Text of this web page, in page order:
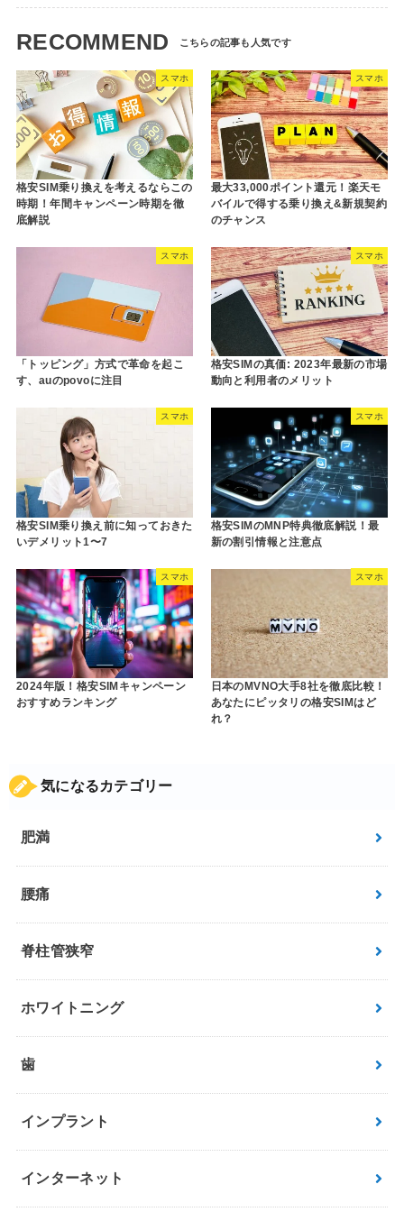
RECOMMEND
スマホ
格安SIM乗り換えを考えるならこの
時期！年間キャンペーン時期を徹
底解説
スマホ
最大33,000ポイント還元！楽天モ
バイルで得する乗り換え&新規契約
のチャンス
スマホ
「トッピング」方式で革命を起こ
す、auのpovoに注目
スマホ
格安SIMの真価: 2023年最新の市場
動向と利用者のメリット
スマホ
格安SIM乗り換え前に知っておきた
いデメリット1〜7
スマホ
格安SIMのMNP特典徹底解説！最
新の割引情報と注意点
スマホ
2024年版！格安SIMキャンペーン
おすすめランキング
スマホ
日本のMVNO大手8社を徹底比較！
あなたにピッタリの格安SIMはど
れ？
気になるカテゴリー
肥満
腰痛
脊柱管狭窄
ホワイトニング
歯
インプラント
インターネット